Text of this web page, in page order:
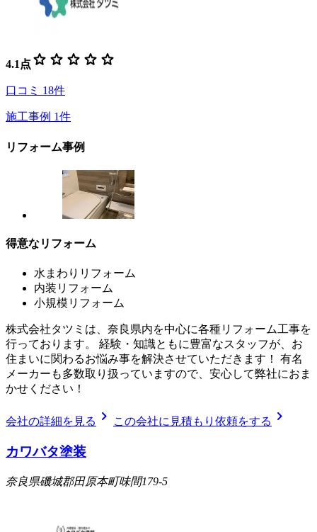
4.1 点 star star star star star
口コミ 18件
施工事例 1件
リフォーム事例
得意なリフォーム
水まわりリフォーム
内装リフォーム
小規模リフォーム
株式会社タツミは、奈良県内を中心に各種リフォーム工事を
行っております。 経験・知識ともに豊富なスタッフが、お
住まいに関わるお悩み事を解決させていただきます！ 有名
メーカーも多数取り扱っていますので、安心して弊社におま
かせください！
会社の詳細を見る chevron_right この会社に見積もり依頼をする chevron_right
カワバタ塗装
奈良県磯城郡田原本町味間179-5